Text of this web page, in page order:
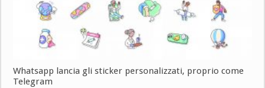
Whatsapp lancia gli sticker personalizzati, proprio come
Telegram